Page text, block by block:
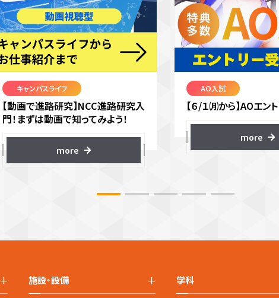
キャンパスライフ
【動画で進路研究】NCC進路研究入
門！まずは動画で知ってみよう！
more
AO入試
【６/１㈪から】AOエン
more
+ 施設・設備 + 学科